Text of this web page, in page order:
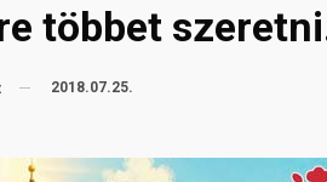
többet
2018.07.25.